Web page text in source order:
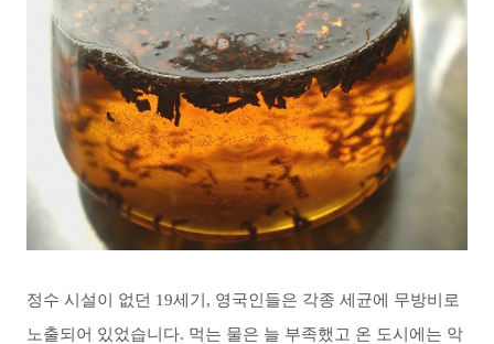
정수 시설이 없던 19세기, 영국인들은 각종 세균에 무방비로
노출되어 있었습니다. 먹는 물은 늘 부족했고 온 도시에는 악